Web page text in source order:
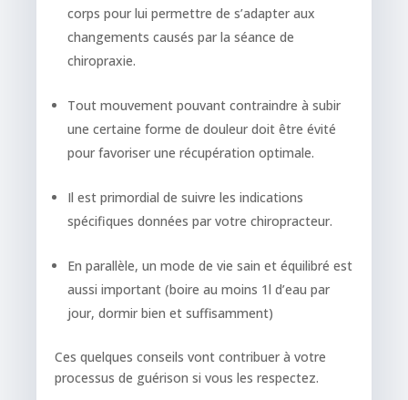
corps pour lui permettre de s’adapter aux
changements causés par la séance de
chiropraxie.
Tout mouvement pouvant contraindre à subir
une certaine forme de douleur doit être évité
pour favoriser une récupération optimale.
Il est primordial de suivre les indications
spécifiques données par votre chiropracteur.
En parallèle, un mode de vie sain et équilibré est
aussi important (boire au moins 1l d’eau par
jour, dormir bien et suffisamment)
Ces quelques conseils vont contribuer à votre
processus de guérison si vous les respectez.